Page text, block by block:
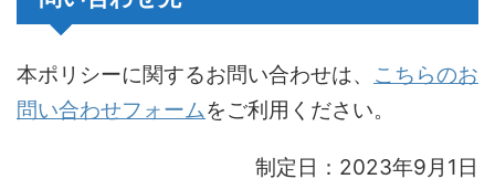
本ポリシーに関するお問い合わせは、 こちらのお
問い合わせフォームをご利用ください。
制定日：2023年9月1日